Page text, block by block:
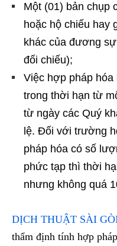
Một (01) bản chụp
hoặc hộ chiếu hay
khác của đương
đối chiếu);
Việc hợp pháp
trong thời hạn từ
từ ngày các Quý
lệ. Đối với trường
pháp hóa có số
phức tạp thì thời
nhưng không quá
DỊCH THUẬT SÀI
thẩm định tính hợp